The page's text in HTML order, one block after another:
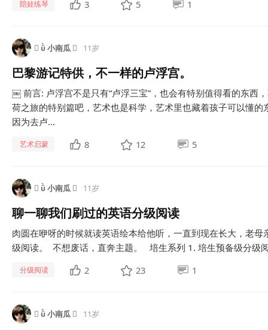
陪娃练琴 3 5 1
  小南瓜  11岁
巴黎游记特供，不一样的卢浮宫。
￼ 前言: 卢浮宫不是只有“卢浮三宝”，也会有特别值得看的东西
荷之旅的特别篇吧，艺术也是科学，艺术里也藏着孩子可以懂
因为去卢...
艺术启蒙 8 12 5
  小南瓜  11岁
聊一聊我们刷过的英语分级阅读
肉圆在咿呀的时候就读英语绘本给他听，一直到现在长大，老
级阅读。 不想废话，直奔主题。 培生系列 1. 培生预备级分级
分级阅读 2 23 1
  小南瓜  11岁